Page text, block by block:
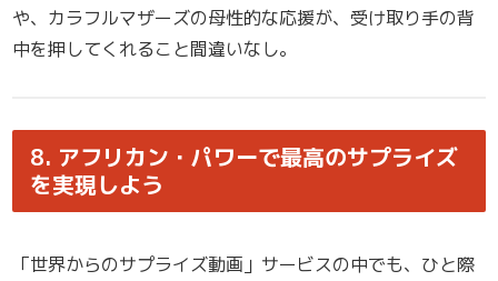
や、カラフルマザーズの母性的な応援が、受け取り手の背
中を押してくれること間違いなし。
8. アフリカン・パワーで最高のサプライズ
を実現しよう
「世界からのサプライズ動画」サービスの中でも、ひと際